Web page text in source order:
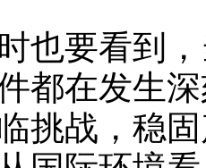
要看到，
都在发生
挑战，稳